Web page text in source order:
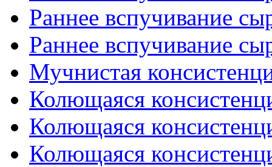
Раннее вспучивание
Раннее вспучивание
Мучнистая
Колющаяся
Колющаяся
Колющаяся